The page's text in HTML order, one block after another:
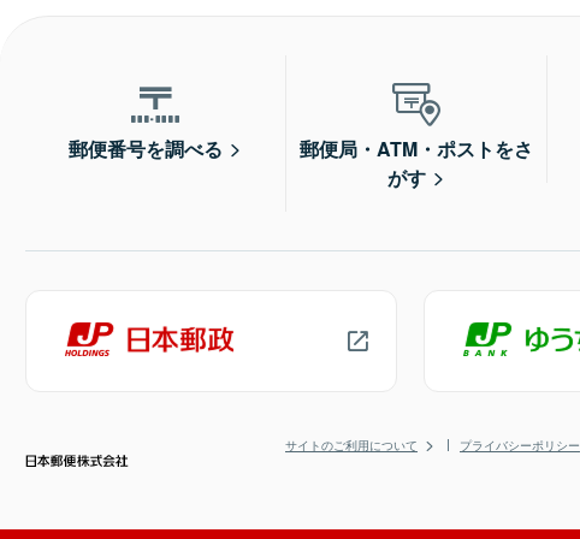
郵便番号を調べる
郵便局・ATM・ポストをさ
がす
サイトのご利用について プライバシーポリシー